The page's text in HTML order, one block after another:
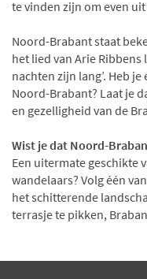
te vinden zijn om even
Noord-Brabant staat
het lied van Arie
nachten zijn lang’. Heb
Noord-Brabant? Laat je
en gezelligheid van de
Wist je dat Noord-
Een uitermate geschikte
wandelaars? Volg één
het schitterende
terrasje te pikken,